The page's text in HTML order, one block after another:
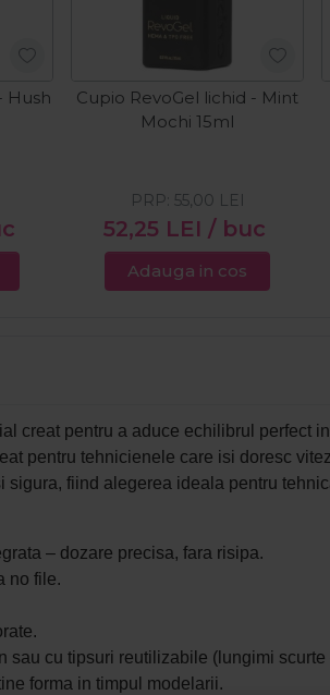
Hush
Cupio RevoGel lichid - Mint
Mochi 15ml
52,25 LEI / buc
PRP: 55,00 LEI
Adauga in cos
creat pentru a aduce echilibrul perfect
pentru tehnicienele care isi doresc
fiind alegerea ideala pentru
– dozare precisa, fara risipa.
no file.
sau cu tipsuri reutilizabile (lungimi scurte
forma in timpul modelarii.